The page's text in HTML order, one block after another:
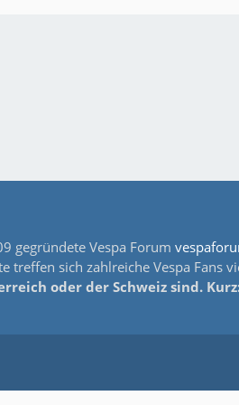
gegründete Vespa Forum
sich zahlreiche Vespa Fans
oder der Schweiz sind.